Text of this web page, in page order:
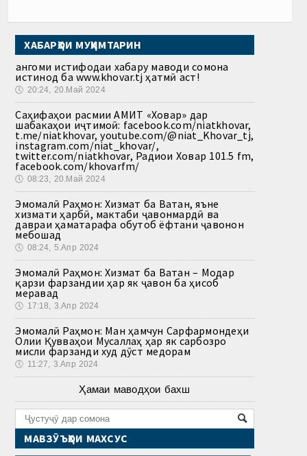
ХАБАРҲОИ МУҲИМТАРИН
Ҳангоми истифодаи хабару маводи сомона
истинод ба www.khovar.tj ҳатмӣ аст!
🕔 20:24, 20.Май 2024
Саҳифаҳои расмии АМИТ «Ховар» дар
шабакаҳои иҷтимоӣ: facebook.com/niatkhovar,
t.me/niatkhovar, youtube.com/@niat_Khovar_tj,
instagram.com/niat_khovar/,
twitter.com/niatkhovar, Радиои Ховар 101.5 fm,
facebook.com/khovarfm/
🕔 08:23, 20.Май 2024
Эмомалӣ Раҳмон: Хизмат ба Ватан, яъне
хизмати ҳарбӣ, мактаби ҷавонмардӣ ва
давраи ҳаматарафа обутоб ёфтани ҷавонон
мебошад
🕔 08:24, 5.Апр 2024
Эмомалӣ Раҳмон: Хизмат ба Ватан – Модар
қарзи фарзандии ҳар як ҷавон ба ҳисоб
меравад
🕔 17:18, 3.Апр 2024
Эмомалӣ Раҳмон: Ман ҳамчун Сарфармондеҳи
Олии Қувваҳои Мусаллаҳ ҳар як сарбозро
мисли фарзанди худ дӯст медорам
🕔 11:27, 3.Апр 2024
Ҳамаи маводҳои бахш
МАВЗӮЪҲОИ МАХСУС